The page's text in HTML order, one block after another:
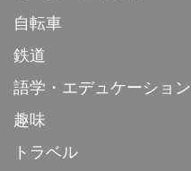
自転車
鉄道
語学・エデュケーション
趣味
トラベル